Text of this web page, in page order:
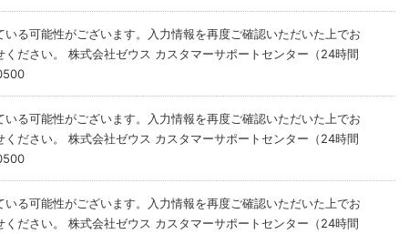
る可能性がございます。入力情報を再度ご確認いただいた上でお
ださい。 株式会社ゼウス カスタマーサポートセンター（24時間
る可能性がございます。入力情報を再度ご確認いただいた上でお
ださい。 株式会社ゼウス カスタマーサポートセンター（24時間
る可能性がございます。入力情報を再度ご確認いただいた上でお
ださい。 株式会社ゼウス カスタマーサポートセンター（24時間